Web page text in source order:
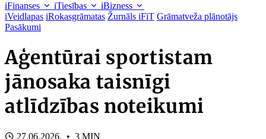
iFinanses iTiesības
iBizness
iVeidlapas iRokasgrāmatas Žurnāls iFiT Grāmatveža plānotājs
Pasākumi
Aģentūrai sportistam
jānosaka taisnīgi
atlīdzības noteikumi
27.06.2026. • 3 MIN